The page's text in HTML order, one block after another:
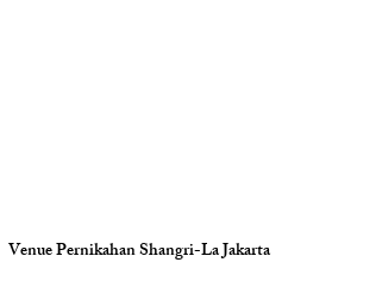
Venue Pernikahan Shangri-La Jakarta